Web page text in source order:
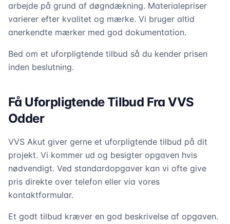
arbejde på grund af døgndækning. Materialepriser
varierer efter kvalitet og mærke. Vi bruger altid
anerkendte mærker med god dokumentation.
Bed om et uforpligtende tilbud så du kender prisen
inden beslutning.
Få Uforpligtende Tilbud Fra VVS
Odder
VVS Akut giver gerne et uforpligtende tilbud på dit
projekt. Vi kommer ud og besigter opgaven hvis
nødvendigt. Ved standardopgaver kan vi ofte give
pris direkte over telefon eller via vores
kontaktformular.
Et godt tilbud kræver en god beskrivelse af opgaven.